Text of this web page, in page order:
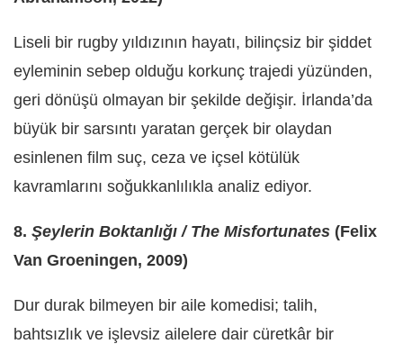
Liseli bir rugby yıldızının hayatı, bilinçsiz bir şiddet
eyleminin sebep olduğu korkunç trajedi yüzünden,
geri dönüşü olmayan bir şekilde değişir. İrlanda’da
büyük bir sarsıntı yaratan gerçek bir olaydan
esinlenen film suç, ceza ve içsel kötülük
kavramlarını soğukkanlılıkla analiz ediyor.
8. Şeylerin Boktanlığı / The Misfortunates (Felix
Van Groeningen, 2009)
Dur durak bilmeyen bir aile komedisi; talih,
bahtsızlık ve işlevsiz ailelere dair cüretkâr bir